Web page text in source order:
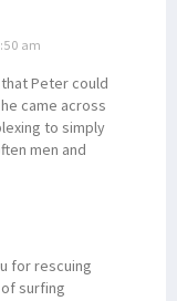
am
Peter could
came across
to simply
men and
for rescuing
surfing